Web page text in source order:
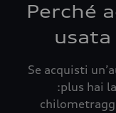
Perché
Se acquisti
:plus hai